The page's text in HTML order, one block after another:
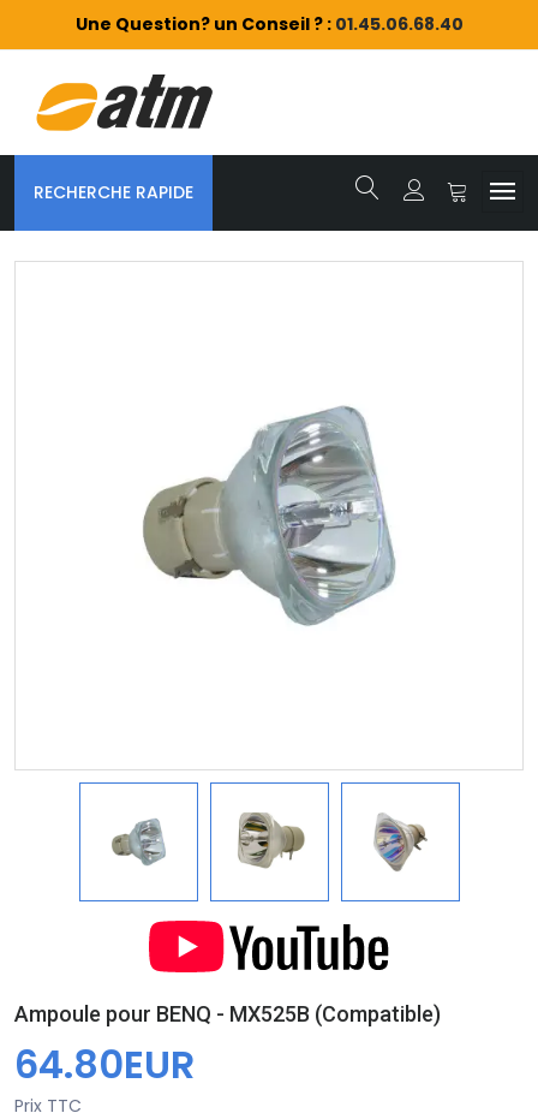
Une Question? un Conseil ? : 01.45.06.68.40
RECHERCHE RAPIDE
Ampoule pour BENQ - MX525B (Compatible)
64.80EUR
Prix TTC